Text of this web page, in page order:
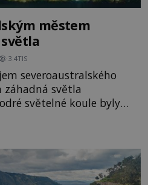
městem
3.4TIS
severoaustralského
světla
minut, během nichž se
zase mizely. Svědek, který
duchů. Záhadný
deb